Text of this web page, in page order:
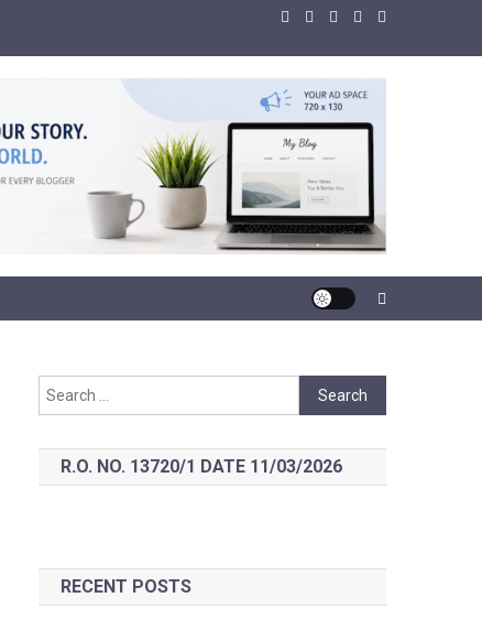
Search
for:
R.O. NO. 13720/1 DATE 11/03/2026
RECENT POSTS